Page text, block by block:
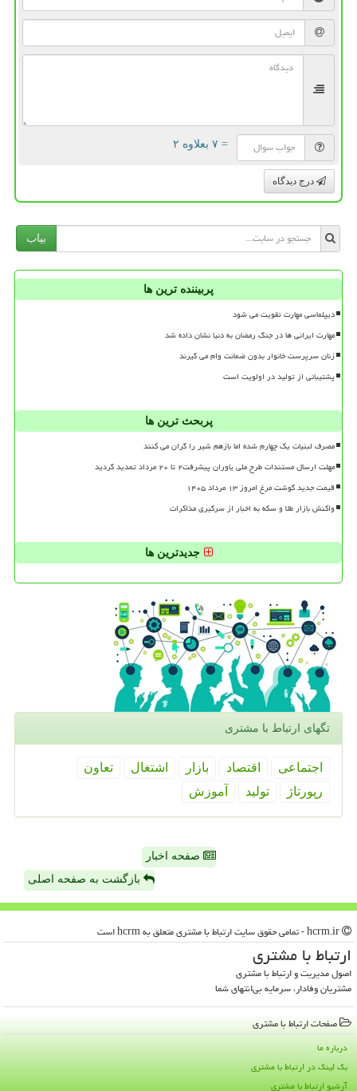
= ۷ بعلاوه ۲
درج دیدگاه
بیاب
پربیننده ترین ها
دیپلماسی مهارت تقویت می شود
مهارت ایرانی ها در جنگ رمضان به دنیا نشان داده شد
زنان سرپرست خانوار بدون ضمانت وام می گیرند
پشتیبانی از تولید در اولویت است
پربحث ترین ها
مصرف لبنیات یک چهارم شده اما بازهم شیر را گران می کنند
مهلت ارسال مستندات طرح ملی یاوران پیشرفت۲ تا ۲۰ مرداد تمدید گردید
قیمت جدید گوشت مرغ امروز ۱۳ مرداد ۱۴۰۵
واکنش بازار طلا و سکه به اخبار از سرگیری مذاکرات
جدیدترین ها
تگهای ارتباط با مشتری
اجتماعی اقتصاد بازار اشتغال
تعاون
رپورتاژ
تولید آموزش
صفحه اخبار
بازگشت به صفحه اصلی
ارتباط با مشتری
اصول مدیریت و ارتباط با مشتری
مشتریان وفادار، سرمایه بی‌انتهای شما
صفحات ارتباط با مشتری
درباره ما
بک لینک در ارتباط با مشتری
آرشیو ارتباط با مشتری